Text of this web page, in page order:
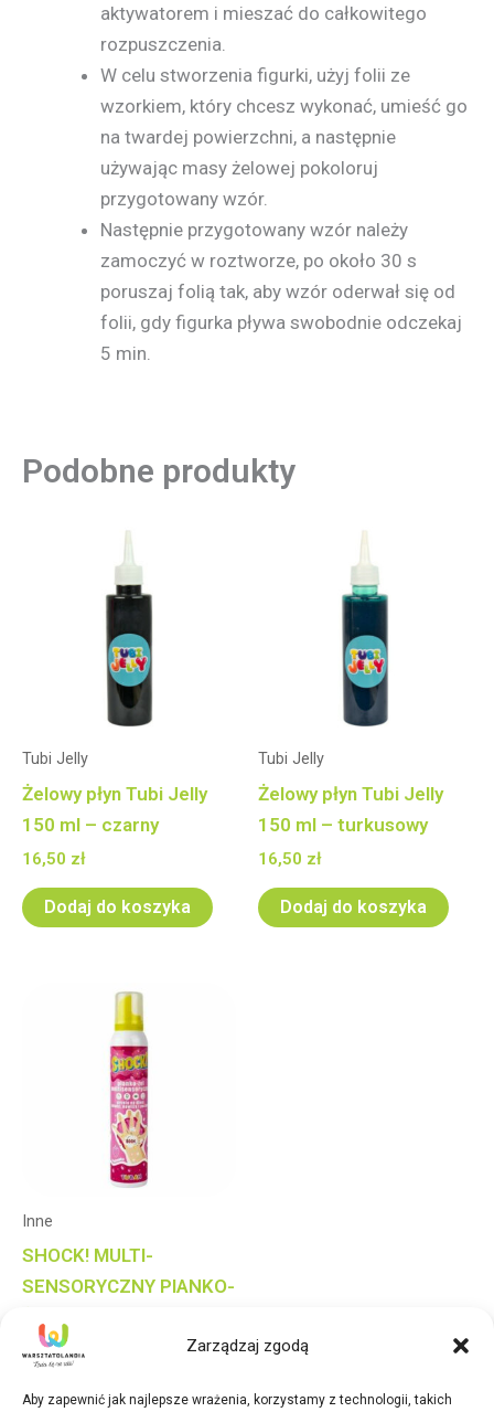
Zarządzaj zgodą
Aby zapewnić jak najlepsze wrażenia, korzystamy z technologii, takich
aktywatorem i mieszać do całkowitego
rozpuszczenia.
W celu stworzenia figurki, użyj folii ze
wzorkiem, który chcesz wykonać, umieść go
na twardej powierzchni, a następnie
używając masy żelowej pokoloruj
przygotowany wzór.
Następnie przygotowany wzór należy
zamoczyć w roztworze, po około 30 s
poruszaj folią tak, aby wzór oderwał się od
folii, gdy figurka pływa swobodnie odczekaj
5 min.
Podobne produkty
Tubi Jelly
Żelowy płyn Tubi Jelly
150 ml – czarny
16,50 zł
Dodaj do koszyka
Tubi Jelly
Żelowy płyn Tubi Jelly
150 ml – turkusowy
16,50 zł
Dodaj do koszyka
Inne
SHOCK! MULTI-
SENSORYCZNY PIANKO-
TRUSKAWKA